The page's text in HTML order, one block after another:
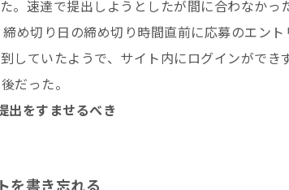
。速達で提出しようとしたが間に合わなかっ
め切り日の締め切り時間直前に応募のエント
していたようで、サイト内にログインができ
だった。
出をすませるべき
を書き忘れる